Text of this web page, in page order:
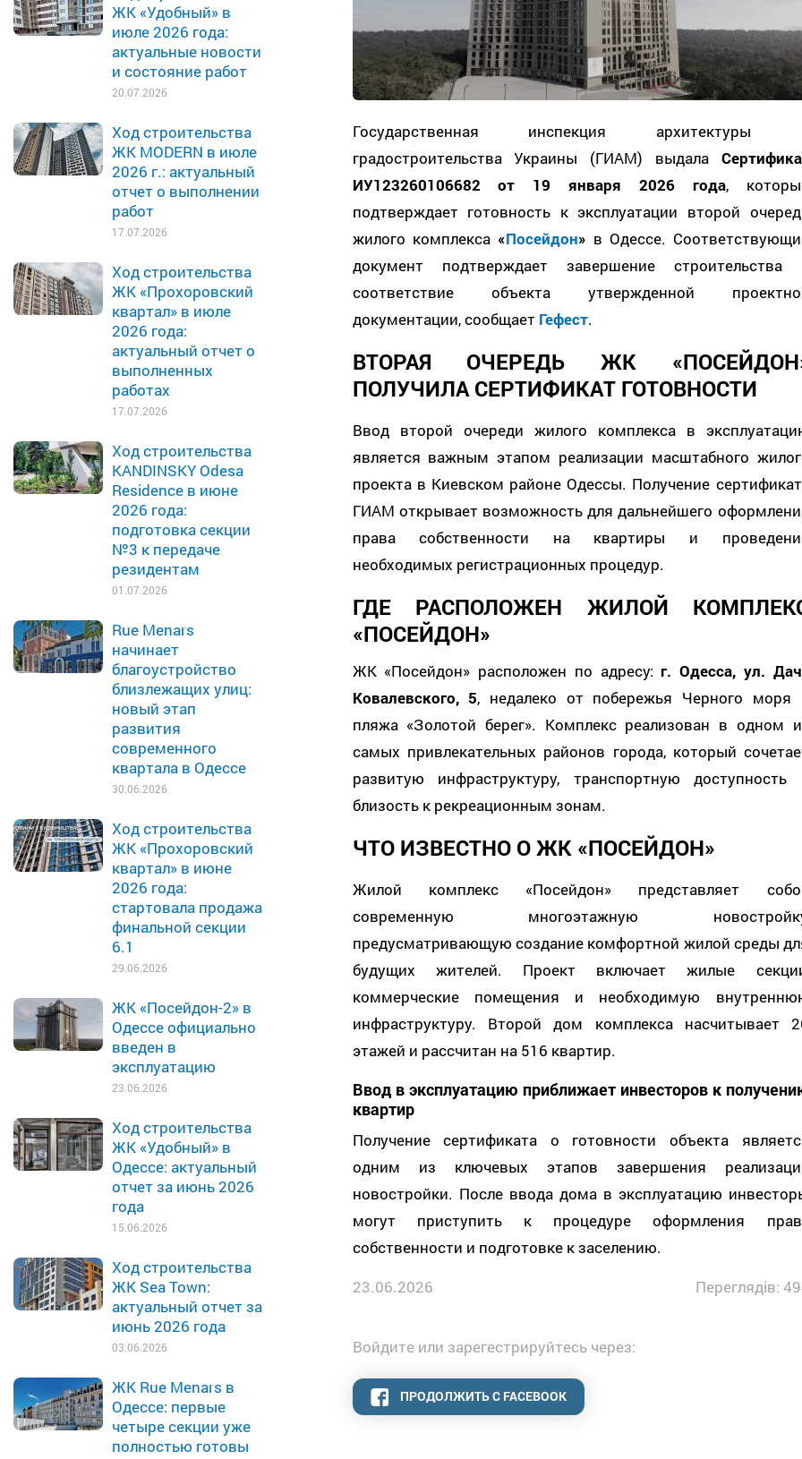
ЖК «Удобный» в
июле 2026 года:
актуальные новости
и состояние работ
20.07.2026
Ход строительства
ЖК MODERN в июле
2026 г.: актуальный
отчет о выполнении
работ
17.07.2026
Ход строительства
ЖК «Прохоровский
квартал» в июле
2026 года:
актуальный отчет о
выполненных
работах
17.07.2026
Ход строительства
KANDINSKY Odesa
Residence в июне
2026 года:
подготовка секции
№3 к передаче
резидентам
01.07.2026
Rue Menars
начинает
благоустройство
близлежащих улиц:
новый этап
развития
современного
квартала в Одессе
30.06.2026
Ход строительства
ЖК «Прохоровский
квартал» в июне
2026 года:
стартовала продажа
финальной секции
6.1
29.06.2026
ЖК «Посейдон-2» в
Одессе официально
введен в
эксплуатацию
23.06.2026
Ход строительства
ЖК «Удобный» в
Одессе: актуальный
отчет за июнь 2026
года
15.06.2026
Ход строительства
ЖК Sea Town:
актуальный отчет за
июнь 2026 года
03.06.2026
ЖК Rue Menars в
Одессе: первые
четыре секции уже
полностью готовы
Государственная инспекция архитектуры
градостроительства Украины (ГИАМ) выдала
ИУ123260106682 от 19 января 2026 года,
подтверждает готовность к эксплуатации второй
жилого комплекса «Посейдон» в Одессе.
документ подтверждает завершение строительства
соответствие объекта утвержденной
документации, сообщает Гефест.
ВТОРАЯ ОЧЕРЕДЬ ЖК
ПОЛУЧИЛА СЕРТИФИКАТ ГОТОВНОСТИ
Ввод второй очереди жилого комплекса в
является важным этапом реализации масштабного
проекта в Киевском районе Одессы. Получение
ГИАМ открывает возможность для дальнейшего
права собственности на квартиры и
необходимых регистрационных процедур.
ГДЕ РАСПОЛОЖЕН ЖИЛОЙ
«ПОСЕЙДОН»
ЖК «Посейдон» расположен по адресу:г. Одесса, ул.
Ковалевского, 5, недалеко от побережья Черного моря
пляжа «Золотой берег». Комплекс реализован в одном
самых привлекательных районов города, который
развитую инфраструктуру, транспортную доступность
близость к рекреационным зонам.
ЧТО ИЗВЕСТНО О ЖК «ПОСЕЙДОН»
Жилой комплекс «Посейдон» представляет
современную многоэтажную
предусматривающую создание комфортной жилой среды
будущих жителей. Проект включает жилые
коммерческие помещения и необходимую
инфраструктуру. Второй дом комплекса насчитывает
этажей и рассчитан на 516 квартир.
Ввод в эксплуатацию приближает инвесторов к
квартир
Получение сертификата о готовности объекта
одним из ключевых этапов завершения
новостройки. После ввода дома в эксплуатацию
могут приступить к процедуре оформления
собственности и подготовке к заселению.
23.06.2026
Переглядів:
Войдите или зарегестрируйтесь через:
ПРОДОЛЖИТЬ С FACEBOOK